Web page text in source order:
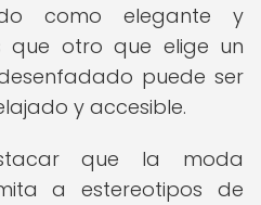
como elegante y
que otro que elige un
puede ser
y accesible.
que la moda
a estereotipos de